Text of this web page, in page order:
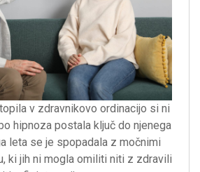
v zdravnikovo ordinacijo si ni
hipnoza postala ključ do njenega
leta se je spopadala z močnimi
ki jih ni mogla omiliti niti z zdravili